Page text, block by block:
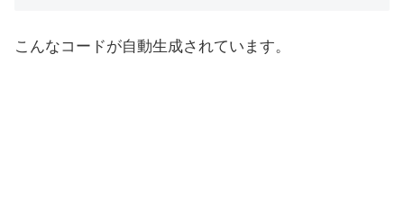
こんなコードが自動生成されています。